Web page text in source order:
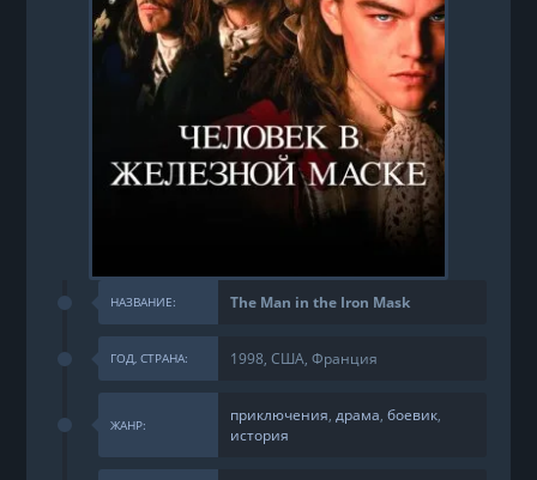
НАЗВАНИЕ: The Man in the Iron Mask
ГОД, СТРАНА: 1998, США, Франция
ЖАНР: приключения,драма,боевик,
история